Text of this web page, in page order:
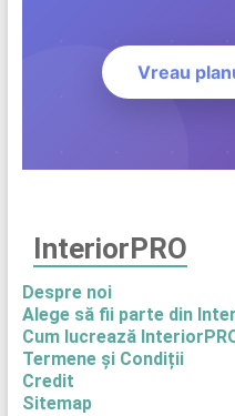
Vreau
InteriorPRO
Despre noi
Alege să fii parte din
Cum lucrează
Termene și Condiții
Credit
Sitemap